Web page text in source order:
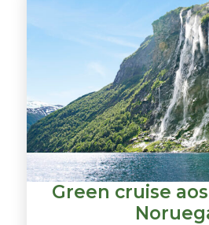
Green cruise